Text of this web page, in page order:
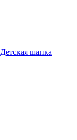
Детская шапка